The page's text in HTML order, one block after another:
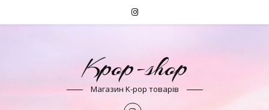
Kpop-shop
Магазин K-pop товарів